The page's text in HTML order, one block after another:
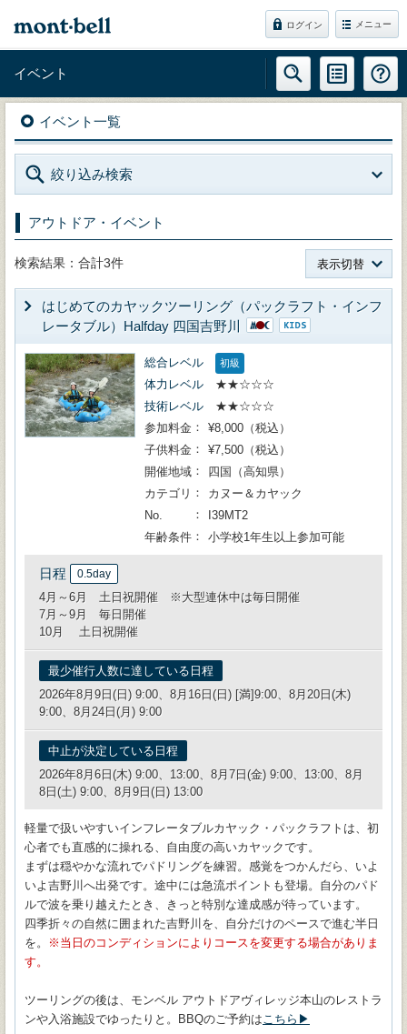
ログイン メニュー
イベント
イベント一覧
絞り込み検索
アウトドア・イベント
検索結果：合計3件 表示切替
はじめてのカヤックツーリング（パックラフト・インフ
レータブル）Halfday 四国吉野川
総合レベル 初級
体力レベル
★★☆☆☆
技術レベル
★★☆☆☆
参加料金
¥8,000（税込）
子供料金
¥7,500（税込）
開催地域
四国（高知県）
カテゴリ
カヌー＆カヤック
No.
I39MT2
年齢条件
小学校1年生以上参加可能
日程 0.5day
4月～6月 土日祝開催 ※大型連休中は毎日開催
7月～9月 毎日開催
10月 土日祝開催
最少催行人数に達している日程
2026年8月9日(日) 9:00、8月16日(日) [満]9:00、8月20日(木)
9:00、8月24日(月) 9:00
中止が決定している日程
2026年8月6日(木) 9:00、13:00、8月7日(金) 9:00、13:00、8月
8日(土) 9:00、8月9日(日) 13:00
軽量で扱いやすいインフレータブルカヤック・パックラフトは、初
心者でも直感的に操れる、自由度の高いカヤックです。
まずは穏やかな流れでパドリングを練習。感覚をつかんだら、いよ
いよ吉野川へ出発です。途中には急流ポイントも登場。自分のパド
ルで波を乗り越えたとき、きっと特別な達成感が待っています。
四季折々の自然に囲まれた吉野川を、自分だけのペースで進む半日
を。
当日のコンディションによりコースを変更する場合がありま
す。
ツーリングの後は、モンベル アウトドアヴィレッジ本山のレストラ
ンや入浴施設でゆったりと。BBQのご予約はこちら▶